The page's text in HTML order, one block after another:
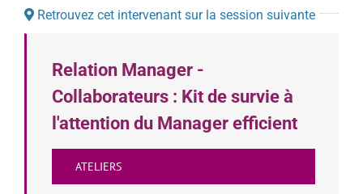
Retrouvez cet intervenant sur la session suivante
Relation Manager -
Collaborateurs : Kit de survie à
l'attention du Manager efficient
ATELIERS